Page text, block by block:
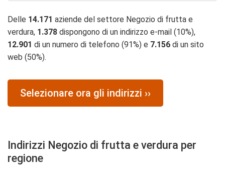
Delle 14.171 aziende del settore Negozio di frutta e
verdura, 1.378 dispongono di un indirizzo e-mail (10%),
12.901 di un numero di telefono (91%) e 7.156 di un sito
web (50%).
Selezionare ora gli indirizzi ››
Indirizzi Negozio di frutta e verdura per
regione